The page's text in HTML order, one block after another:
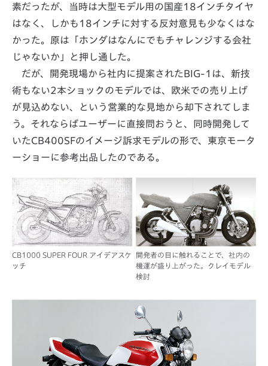
素だったが、当時は大型モデル用の国産18インチタイヤ
はなく、しかも18インチに対する反対意見も少なくはな
かった。原は「ホンダはなんにでもチャレンジする会社
じゃないか」と押し通した。
だが、開発現場から社内に提案されたBIG-1は、新技
術もない2本ショックのモデルでは、欧米での売り上げ
が見込めない、という営業的な見地から却下されてしま
う。それならばユーザーに直接問おうと、同時開発して
いたCB400SFのイメージ訴求モデルの形で、東京モータ
ーショーに参考出品したのである。
CB1000 SUPER FOUR アイデアスケ
ッチ
開発者の目に触れることで、社内の
機運が盛り上がった。
クレイモデル
検討